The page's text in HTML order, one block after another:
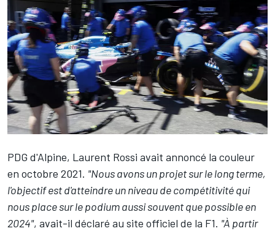
PDG d'Alpine, Laurent Rossi avait annoncé la couleur
en octobre 2021. "Nous avons un projet sur le long terme,
l'objectif est d'atteindre un niveau de compétitivité qui
nous place sur le podium aussi souvent que possible en
2024", avait-il déclaré au site officiel de la F1. "À partir